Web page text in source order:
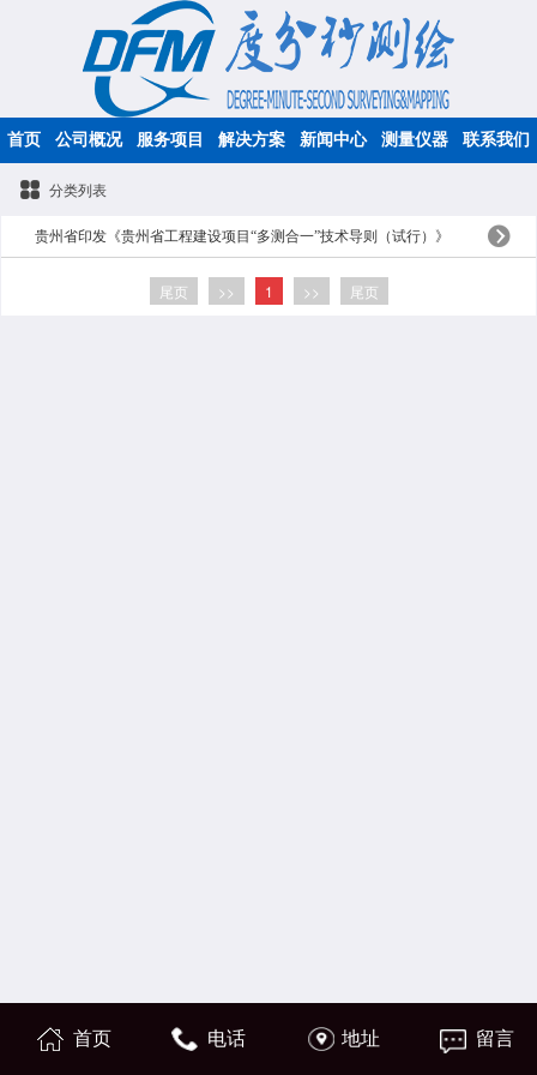
首页 公司概况 服务项目 解决方案 新闻中心 测量仪器 联系我们
分类列表
贵州省印发《贵州省工程建设项目“多测合一”技术导则（试行）》
尾页 >> 1 >> 尾页
首页 电话 地址 留言